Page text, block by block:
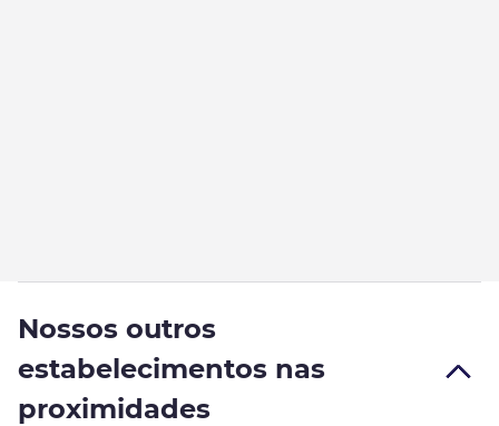
Nossos outros
estabelecimentos nas
proximidades